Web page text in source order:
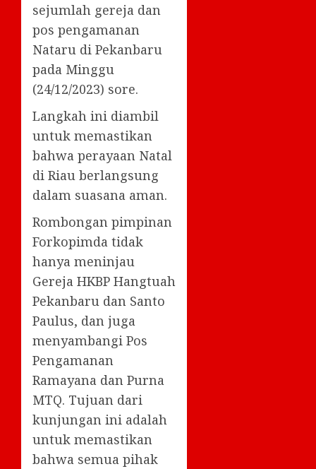
sejumlah gereja dan
pos pengamanan
Nataru di Pekanbaru
pada Minggu
(24/12/2023) sore.
Langkah ini diambil
untuk memastikan
bahwa perayaan Natal
di Riau berlangsung
dalam suasana aman.
Rombongan pimpinan
Forkopimda tidak
hanya meninjau
Gereja HKBP Hangtuah
Pekanbaru dan Santo
Paulus, dan juga
menyambangi Pos
Pengamanan
Ramayana dan Purna
MTQ. Tujuan dari
kunjungan ini adalah
untuk memastikan
bahwa semua pihak